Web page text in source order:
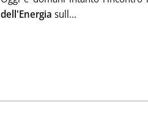
dell'Energia sull...